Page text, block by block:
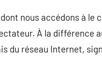
nous accédons à le
À la différence
du réseau Internet,